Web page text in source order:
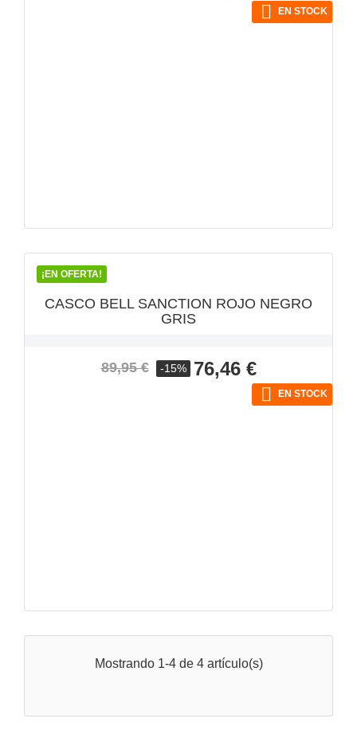
 EN STOCK
¡EN OFERTA!
VISTA RÁPIDA
CASCO BELL SANCTION ROJO NEGRO
GRIS
Precio
89,95 € -15% Precio
76,46 €
 EN STOCK
Mostrando 1-4 de 4 artículo(s)